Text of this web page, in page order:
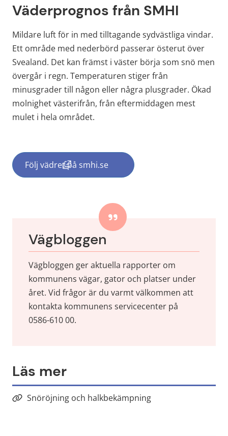
Väderprognos från SMHI
Mildare luft för in med tilltagande sydvästliga vindar.
Ett område med nederbörd passerar österut över
Svealand. Det kan främst i väster börja som snö men
övergår i regn. Temperaturen stiger från
minusgrader till någon eller några plusgrader. Ökad
molnighet västerifrån, från eftermiddagen mest
mulet i hela området.
Följ vädret på smhi.se(länk till annan webbplats, öppnas i nytt
Vägbloggen
Vägbloggen ger aktuella rapporter om
kommunens vägar, gator och platser under
året. Vid frågor är du varmt välkommen att
kontakta kommunens servicecenter på
0586-610 00.
Läs mer
Snöröjning och halkbekämpning